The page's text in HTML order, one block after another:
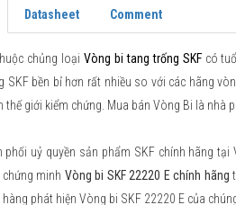
Datasheet Comment
chủng loạiVòng bi tang trống SKFcó
SKF bền bỉ hơn rất nhiều so với các hãng
thế giới kiểm chứng. Mua bán Vòng Bi là nhà
phối uỷ quyền sản phẩm SKF chính hãng
minh Vòng bi SKF 22220 E chính hãng
phát hiện Vòng bi SKF 22220 E của